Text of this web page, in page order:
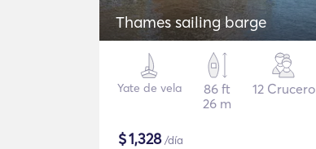
Thames sailing barge
Yate de vela
86 ft
26 m
12 Crucero
$1,328/día